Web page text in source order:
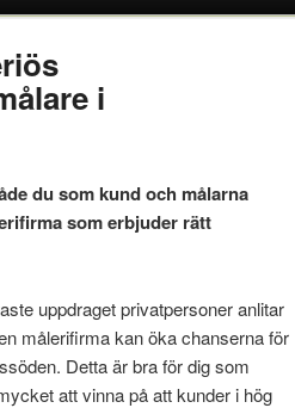
i
du som kund och målarna
som erbjuder rätt
uppdraget privatpersoner anlitar
målerifirma kan öka chanserna för
Detta är bra för dig som
att vinna på att kunder i hög